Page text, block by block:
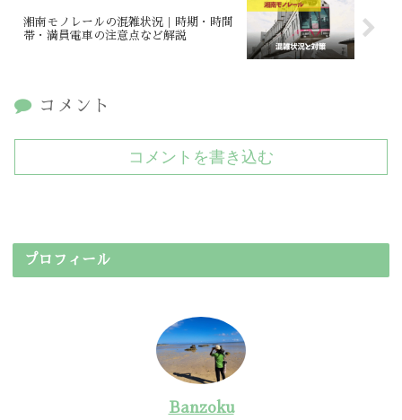
湘南モノレールの混雑状況｜時期・時間
帯・満員電車の注意点など解説
コメント
コメントを書き込む
プロフィール
Banzoku